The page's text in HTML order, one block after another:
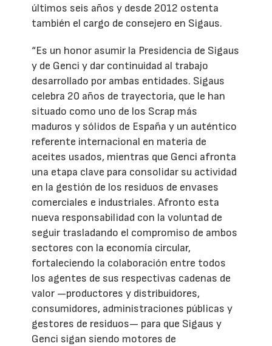
últimos seis años y desde 2012 ostenta
también el cargo de consejero en Sigaus.
“Es un honor asumir la Presidencia de Sigaus
y de Genci y dar continuidad al trabajo
desarrollado por ambas entidades. Sigaus
celebra 20 años de trayectoria, que le han
situado como uno de los Scrap más
maduros y sólidos de España y un auténtico
referente internacional en materia de
aceites usados, mientras que Genci afronta
una etapa clave para consolidar su actividad
en la gestión de los residuos de envases
comerciales e industriales. Afronto esta
nueva responsabilidad con la voluntad de
seguir trasladando el compromiso de ambos
sectores con la economía circular,
fortaleciendo la colaboración entre todos
los agentes de sus respectivas cadenas de
valor —productores y distribuidores,
consumidores, administraciones públicas y
gestores de residuos— para que Sigaus y
Genci sigan siendo motores de